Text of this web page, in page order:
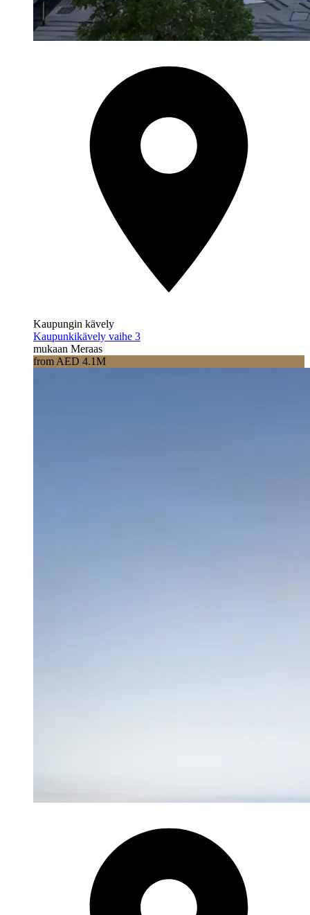
Kaupungin kävely
Kaupunkikävely vaihe 3
mukaan Meraas
from AED 4.1M